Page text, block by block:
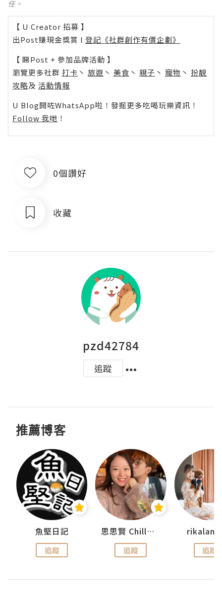
任。
【 U Creator 招募 】
出Post賺現金獎賞 l 登記《社群創作有價企劃》
【 睇Post + 參加品牌活動 】
瀏覽更多社群 打卡 丶 旅遊 丶 美食 丶 親子 丶 寵物 丶 扮靚
攻略及 活動情報
U Blog開咗WhatsApp啦！發掘更多吃喝玩樂資訊！
Follow 我哋 ！
0個讚好
收藏
pzd42784
追蹤
推薦博客
魚堅日記
追蹤
思思賢 ChillMyBabe
追蹤 追蹤